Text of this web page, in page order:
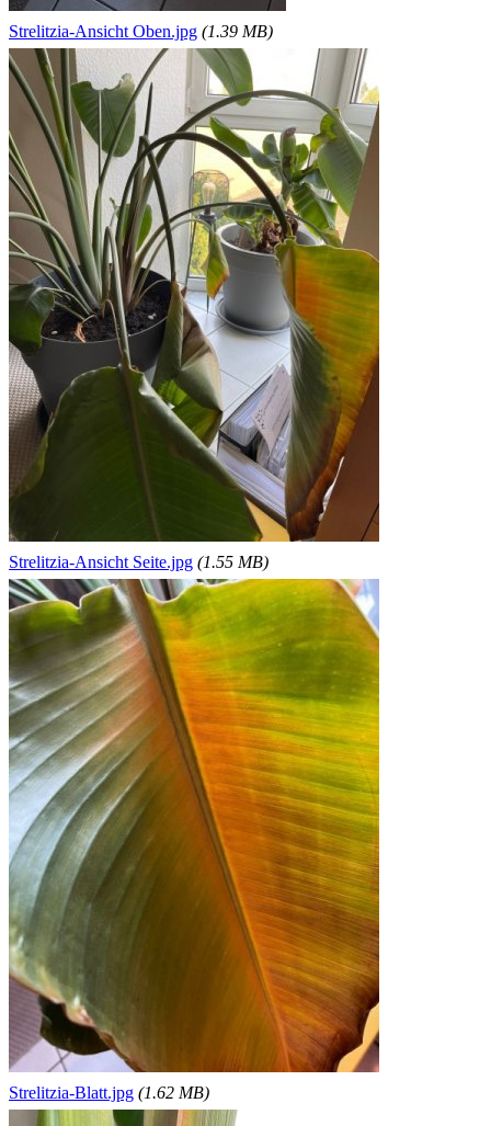
Strelitzia-Ansicht Oben.jpg (1.39 MB)
Strelitzia-Ansicht Seite.jpg (1.55 MB)
Strelitzia-Blatt.jpg (1.62 MB)